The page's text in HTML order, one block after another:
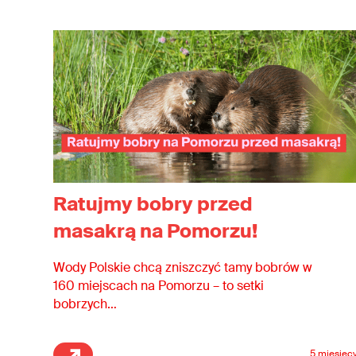
Ratujmy bobry przed
masakrą na Pomorzu!
Wody Polskie chcą zniszczyć tamy bobrów w
160 miejscach na Pomorzu – to setki
bobrzych…
5